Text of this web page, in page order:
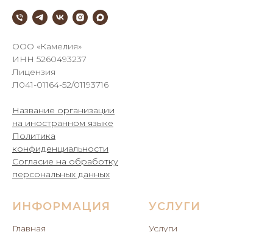
ООО «Камелия»
ИНН 5260493237
Лицензия
Л041-01164-52/01193716
Название организации
на иностранном языке
Политика
конфиденциальности
Согласие на обработку
персональных данных
ИНФОРМАЦИЯ
Главная
УСЛУГИ
Услуги